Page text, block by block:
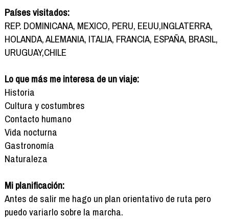
Países visitados:
REP. DOMINICANA, MEXICO, PERU, EEUU,INGLATERRA,
HOLANDA, ALEMANIA, ITALIA, FRANCIA, ESPAÑA, BRASIL,
URUGUAY,CHILE
Lo que más me interesa de un viaje:
Historia
Cultura y costumbres
Contacto humano
Vida nocturna
Gastronomía
Naturaleza
Mi planificación:
Antes de salir me hago un plan orientativo de ruta pero
puedo variarlo sobre la marcha.